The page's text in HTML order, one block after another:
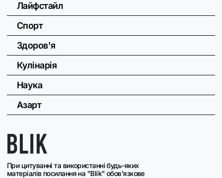
При цитуванні та використанні будь-яких
матеріалів посилання на "Blik" обов'язкове
Лайфстайл
Спорт
Здоров'я
Кулінарія
Наука
Азарт